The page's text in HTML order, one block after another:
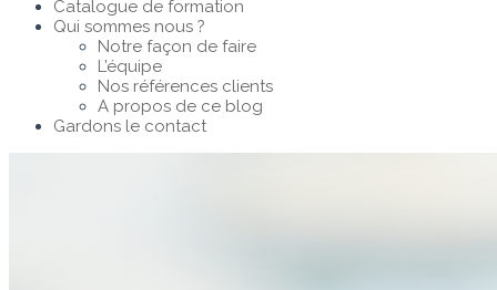
Catalogue de formation
Qui sommes nous ?
Notre façon de faire
L’équipe
Nos références clients
A propos de ce blog
Gardons le contact